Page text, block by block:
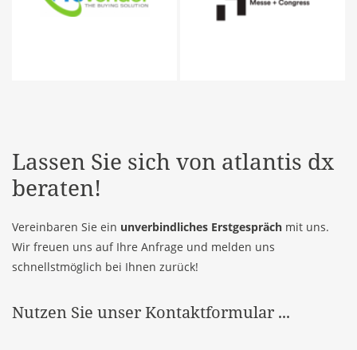
Lassen Sie sich von atlantis dx
beraten!
Vereinbaren Sie ein unverbindliches Erstgespräch mit uns.
Wir freuen uns auf Ihre Anfrage und melden uns
schnellstmöglich bei Ihnen zurück!
Nutzen Sie unser Kontaktformular ...